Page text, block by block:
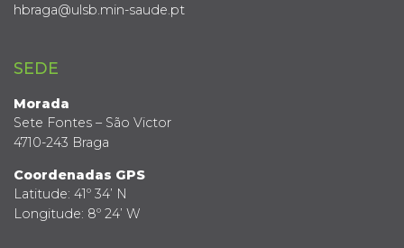
hbraga@ulsb.min-saude.pt
SEDE
Morada
Sete Fontes – São Victor
4710-243 Braga
Coordenadas GPS
Latitude: 41º 34’ N
Longitude: 8º 24’ W